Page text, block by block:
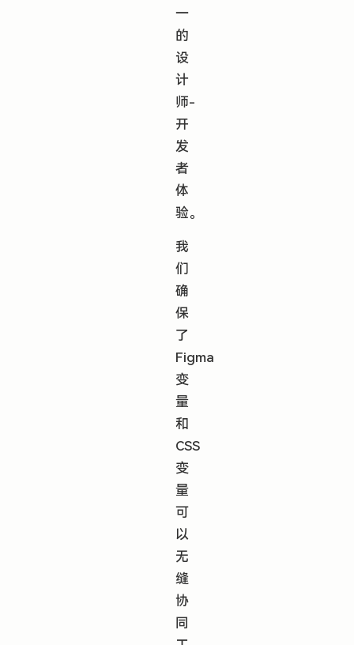
一
的
设
计
师-
开
发
者
体
验。
我
们
确
保
了
Figma
变
量
和
CSS
变
量
可
以
无
缝
协
同